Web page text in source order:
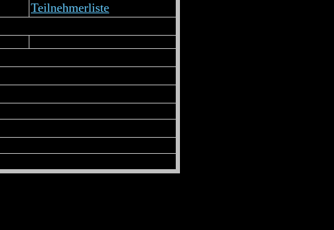
Teilnehmerliste